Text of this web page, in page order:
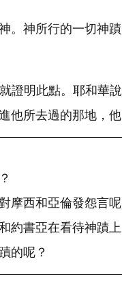
。神所行的一切神
證明此點。耶和華
他所去過的那地，
摩西和亞倫發怨言呢
約書亞在看待神蹟
的呢？